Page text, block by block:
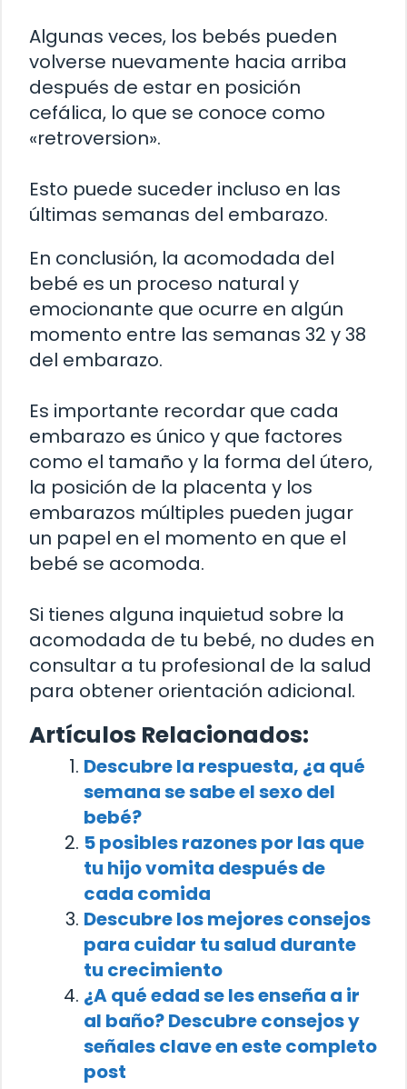
Algunas veces, los bebés pueden
volverse nuevamente hacia arriba
después de estar en posición
cefálica, lo que se conoce como
«retroversion».
Esto puede suceder incluso en las
últimas semanas del embarazo.
En conclusión, la acomodada del
bebé es un proceso natural y
emocionante que ocurre en algún
momento entre las semanas 32 y 38
del embarazo.
Es importante recordar que cada
embarazo es único y que factores
como el tamaño y la forma del útero,
la posición de la placenta y los
embarazos múltiples pueden jugar
un papel en el momento en que el
bebé se acomoda.
Si tienes alguna inquietud sobre la
acomodada de tu bebé, no dudes en
consultar a tu profesional de la salud
para obtener orientación adicional.
Artículos Relacionados:
Descubre la respuesta, ¿a qué
semana se sabe el sexo del
bebé?
5 posibles razones por las que
tu hijo vomita después de
cada comida
Descubre los mejores consejos
para cuidar tu salud durante
tu crecimiento
¿A qué edad se les enseña a ir
al baño? Descubre consejos y
señales clave en este completo
post